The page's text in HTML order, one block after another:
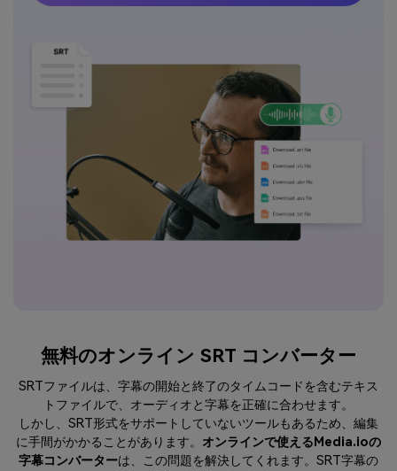
無料のオンライン SRT コンバーター
SRTファイルは、字幕の開始と終了のタイムコードを含むテキス
トファイルで、オーディオと字幕を正確に合わせます。
しかし、SRT形式をサポートしていないツールもあるため、編集
に手間がかかることがあります。 オンラインで使えるMedia.ioの
字幕コンバーターは、この問題を解決してくれます。SRT字幕の